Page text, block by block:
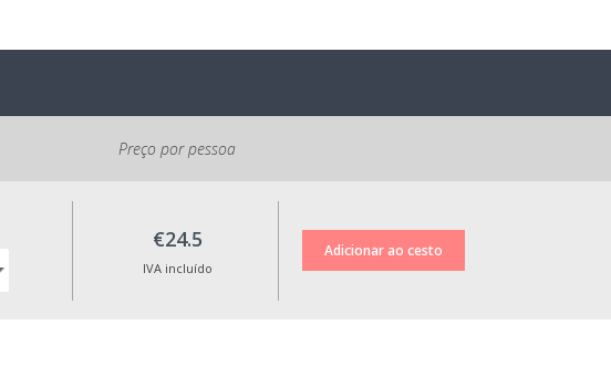
Preço por pessoa
€24.5
IVA incluído